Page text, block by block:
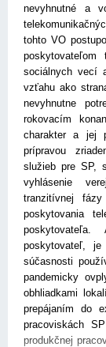
nevyhnutné a
tohto VO
sociálnych vecí
vzťahu ako
nevyhnutne
rokovacím
charakter a jej
prípravou
služieb pre SP,
vyhlásenie
tranzitívnej
poskytovania
poskytovateľ,
súčasnosti
pandemicky
obhliadkami
prepájaním do
pracoviskách
produkčnej